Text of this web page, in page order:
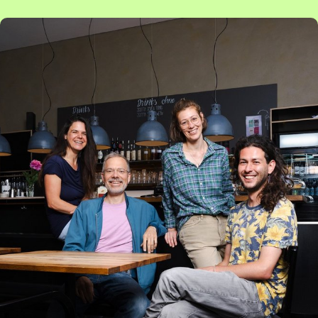
Artikel: WünschBar